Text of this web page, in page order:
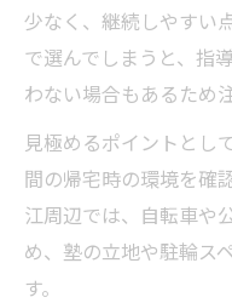
少なく、継続しやすい
で選んでしまうと、指
わない場合もあるため
見極めるポイントとし
間の帰宅時の環境を確
江周辺では、自転車や
め、塾の立地や駐輪ス
す。